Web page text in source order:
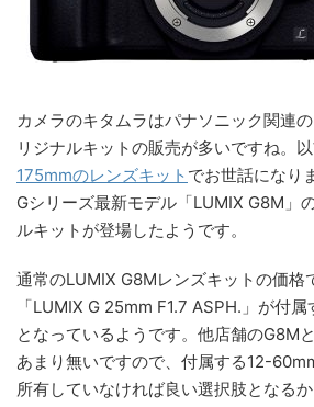
カメラのキタムラはパナソニック関連
リジナルキットの販売が多いですね。
175mmのレンズキット でお世話になり
Gシリーズ最新モデル「LUMIX G8M」
ルキットが登場したようです。
通常のLUMIX G8Mレンズキットの価格
「LUMIX G 25mm F1.7 ASPH.」が付
となっているようです。他店舗のG8M
あまり無いですので、付属する12-
所有していなければ良い選択肢となるか